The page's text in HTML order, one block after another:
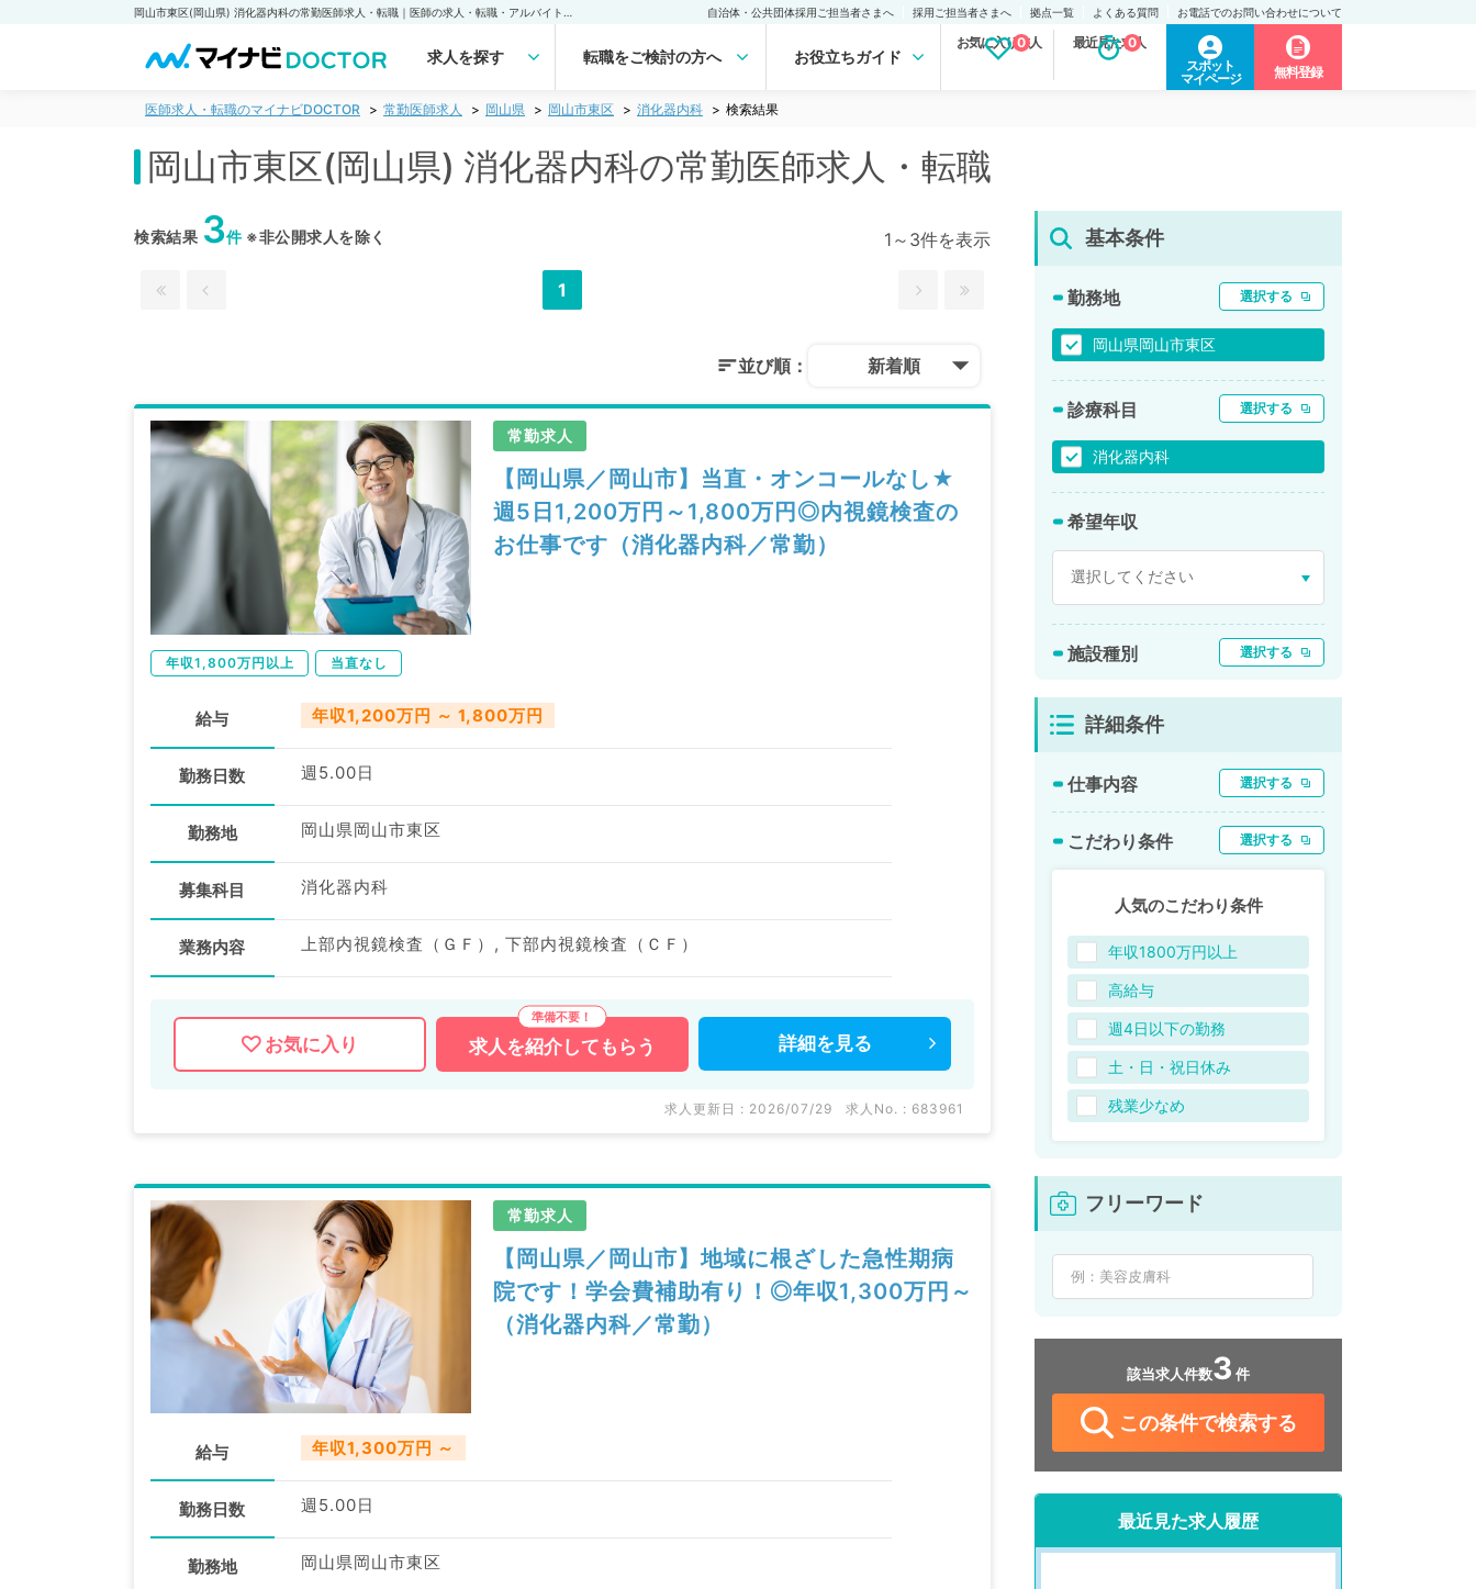
自治体・公共団体採用ご担当者さまへ 採用ご担当者さまへ 拠点一覧 よくある質問 お電話でのお問い合わせについて
求人を探す 転職をご検討の方へ お役立ちガイド
お気に入り求人
0 最近見た求人
0
スポット
マイページ
無料登録
医師求人・転職のマイナビDOCTOR 常勤医師求人 岡山県 岡山市東区 消化器内科 検索結果
岡山市東区(岡山県) 消化器内科の常勤医師求人・転職
検索結果 3件※非公開求人を除く 1～3件を表示
1
並び順： 新着順
常勤求人
【岡山県／岡山市】当直・オンコールなし★
週5日1,200万円～1,800万円◎内視鏡検査の
お仕事です（消化器内科／常勤）
年収1,800万円以上 当直なし
給与 年収1,200万円 ～ 1,800万円
勤務日数 週5.00日
勤務地 岡山県岡山市東区
募集科目 消化器内科
業務内容 上部内視鏡検査（ＧＦ）, 下部内視鏡検査（ＣＦ）
お気に入り 求人を紹介してもらう 詳細を 見る
求人更新日 : 2026/07/29 求人No. : 683961
常勤求人
【岡山県／岡山市】地域に根ざした急性期病
院です！学会費補助有り！◎年収1,300万円～
（消化器内科／常勤）
給与 年収1,300万円 ～
勤務日数 週5.00日
勤務地 岡山県岡山市東区
基本条件
勤務地 選択する
岡山県岡山市東区
診療科目 選択する
消化器内科
希望年収
施設種別 選択する
詳細条件
仕事内容 選択する
こだわり条件 選択する
人気のこだわり条件
年収1800万円以上
高給与
週4日以下の勤務
土・日・祝日休み
残業少なめ
フリーワード
該当求人件数3 件
この条件で検索する
最近見た求人履歴